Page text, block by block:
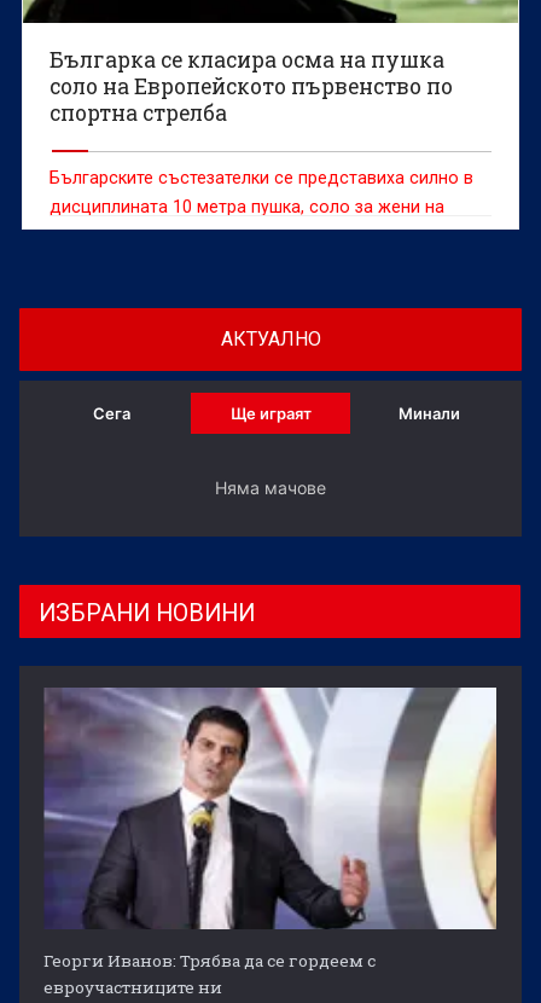
Българка се класира осма на пушка
соло на Европейското първенство по
спортна стрелба
Българските състезателки се представиха силно в
дисциплината 10 метра пушка, соло за жени на
Европейското първенство до 23 години по спортна
АКТУАЛНО
Сега Ще играят Минали
Няма мачове
ИЗБРАНИ НОВИНИ
Георги Иванов: Трябва да се гордеем с
евроучастниците ни